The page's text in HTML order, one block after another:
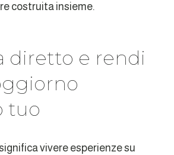
costruita insieme.
diretto e rendi
tuo
vivere esperienze su